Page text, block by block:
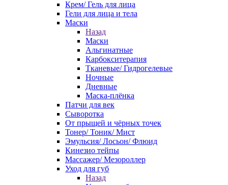
Крем/ Гель для лица
Гели для лица и тела
Маски
Назад
Маски
Альгинатные
Карбокситерапия
Тканевые/ Гидрогелевые
Ночные
Дневные
Маска-плёнка
Патчи для век
Сыворотка
От прыщей и чёрных точек
Тонер/ Тоник/ Мист
Эмульсия/ Лосьон/ Флюид
Кинезио тейпы
Массажер/ Мезороллер
Уход для губ
Назад